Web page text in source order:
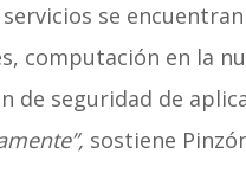
se
computación en la
de seguridad de
sostiene